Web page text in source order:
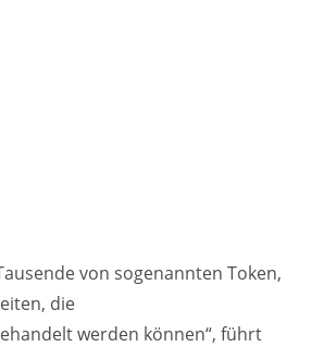
von sogenannten Token,
die
werden können“, führt